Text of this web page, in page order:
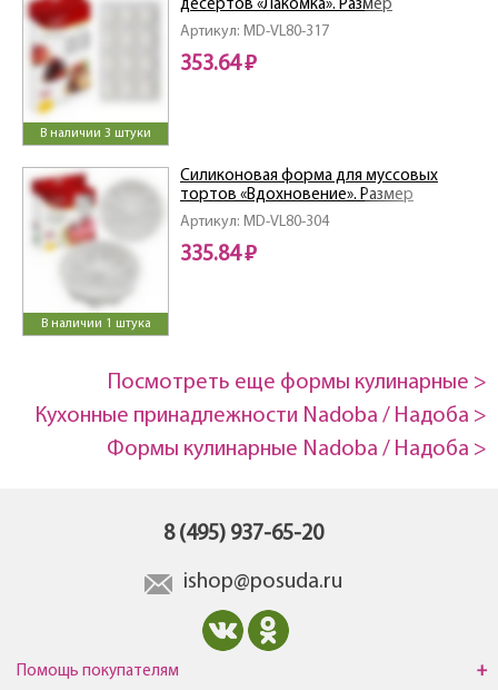
В наличии 3 штуки
Артикул: MD-VL80-317
десертов «Лакомка». Размер
29х17х3см.
353.64 ₽
В наличии 1 штука
Артикул: MD-VL80-304
Силиконовая форма для муссовых
тортов «Вдохновение». Размер
20х20х5см.
335.84 ₽
Посмотреть еще формы кулинарные >
Кухонные принадлежности Nadoba / Надоба >
Формы кулинарные Nadoba / Надоба >
8 (495) 937-65-20
ishop@posuda.ru
Помощь покупателям